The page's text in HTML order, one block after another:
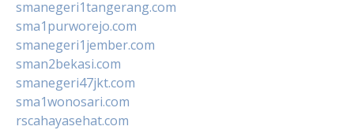
smanegeri1tangerang.com
sma1purworejo.com
smanegeri1jember.com
sman2bekasi.com
smanegeri47jkt.com
sma1wonosari.com
rscahayasehat.com